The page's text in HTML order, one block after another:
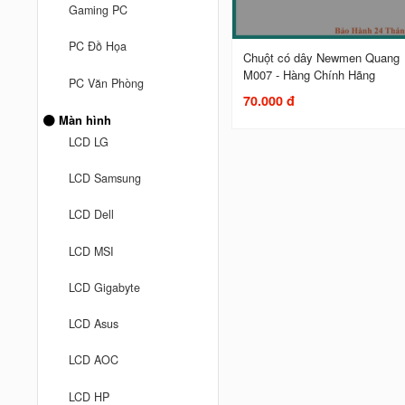
Gaming PC
PC Đồ Họa
PC Văn Phòng
Màn hình
LCD LG
LCD Samsung
LCD Dell
LCD MSI
LCD Gigabyte
LCD Asus
LCD AOC
LCD HP
Chuột có dây Newmen Quang
M007 - Hàng Chính Hãng
70.000 đ